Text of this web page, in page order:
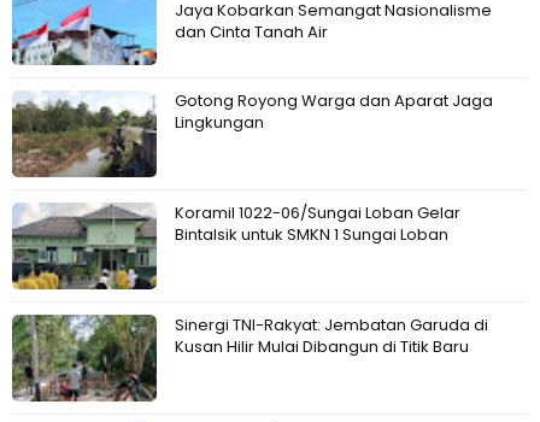
Jaya Kobarkan Semangat Nasionalisme
dan Cinta Tanah Air
Gotong Royong Warga dan Aparat Jaga
Lingkungan
Koramil 1022-06/Sungai Loban Gelar
Bintalsik untuk SMKN 1 Sungai Loban
Sinergi TNI-Rakyat: Jembatan Garuda di
Kusan Hilir Mulai Dibangun di Titik Baru